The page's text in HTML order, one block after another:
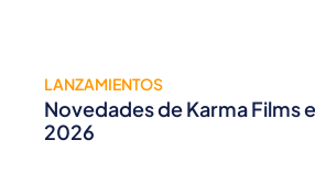
LANZAMIENTOS
Novedades de Karma Films
2026